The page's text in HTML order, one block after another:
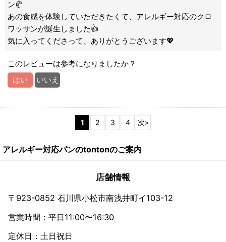
ン🥐
あの食感を体験していただきたくて、アレルギー対応のクロ
ワッサンが誕生しました👍
気に入ってくださって、ありがとうございます💖
このレビューは参考になりましたか？
はい
いいえ
1 2 3 4 次»
アレルギー対応パンのtontonのご案内
店舗情報
〒923-0852 石川県小松市南浅井町イ103-12
営業時間：平日11:00〜16:30
定休日：土日祝日